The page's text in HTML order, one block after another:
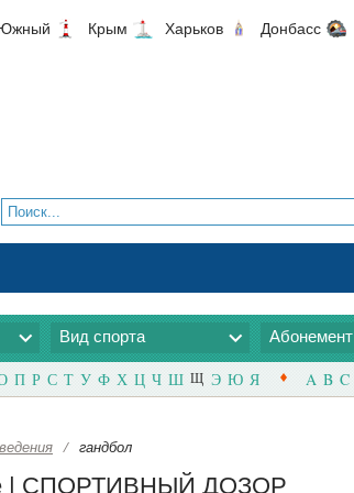
Крым Харьков Донбасс
Вид спорта Абонемент
П Р С Т У Ф Х Ц Ч Ш Щ Э Ю Я A B C
/ гандбол
| СПОРТИВНЫЙ ДОЗОР